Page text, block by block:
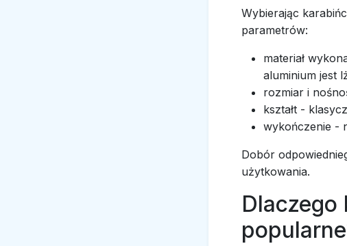
Wybierając
parametrów:
materiał
aluminium jest
rozmiar i
kształt -
wykończenie -
Dobór
użytkowania.